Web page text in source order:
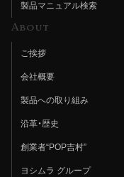
製品マニュアル検索
About
ご挨拶
会社概要
製品への取り組み
沿革・歴史
創業者“POP吉村”
ヨシムラ グループ